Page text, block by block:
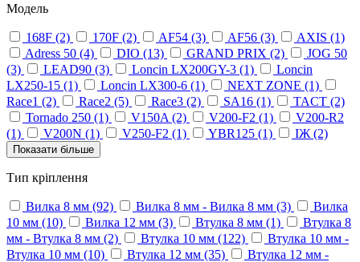
Модель
168F (2) 170F (2) AF54 (3) AF56 (3) AXIS (1)
Adress 50 (4) DIO (13) GRAND PRIX (2)
JOG 50
(3)
LEAD90 (3) Loncin LX200GY-3 (1)
Loncin
LX250-15 (1) Loncin LX300-6 (1) NEXT ZONE (1)
Race1 (2) Race2 (5) Race3 (2) SA16 (1) TACT (2)
Tornado 250 (1) V150A (2) V200-F2 (1)
V200-R2
(1)
V200N (1) V250-F2 (1) YBR125 (1) ІЖ (2)
Показати більше
Тип кріплення
Вилка 8 мм (92) Вилка 8 мм - Вилка 8 мм (3)
Вилка
10 мм (10) Вилка 12 мм (3) Втулка 8 мм (1)
Втулка 8
мм - Втулка 8 мм (2) Втулка 10 мм (122)
Втулка 10 мм -
Втулка 10 мм (10) Втулка 12 мм (35)
Втулка 12 мм -